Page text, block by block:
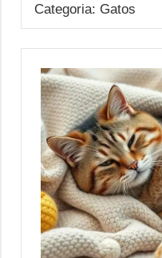
Categoria: Gatos